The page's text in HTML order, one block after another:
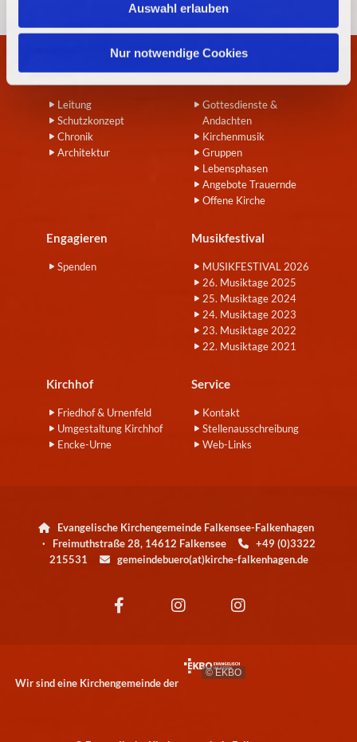
Auswahl erlauben
Nur notwendige Cookies
Wir
Leitung
Schutzkonzept
Chronik
Architektur
Angebote
Gottesdienste &
Andachten
Kirchenmusik
Gruppen
Lebensphasen
Angebote Trauernde
Offene Kirche
Engagieren
Spenden
Musikfestival
MUSIKFESTIVAL 2026
26. Musiktage 2025
25. Musiktage 2024
24. Musiktage 2023
23. Musiktage 2022
22. Musiktage 2021
Kirchhof
Friedhof & Urnenfeld
Umgestaltung Kirchhof
Encke-Urne
Service
Kontakt
Stellenausschreibung
Web-Links

Evangelische Kirchengemeinde Falkensee-Falkenhagen
· Freimuthstraße 28, 14612 Falkensee
+49 (0)3322
215531
gemeindebuero(at)kirche-falkenhagen.de
Wir sind eine Kirchengemeinde der
© EKBO